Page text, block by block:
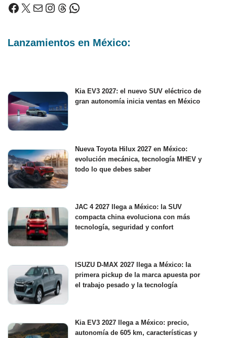
Lanzamientos en México:
Kia EV3 2027: el nuevo SUV eléctrico de
gran autonomía inicia ventas en México
Nueva Toyota Hilux 2027 en México:
evolución mecánica, tecnología MHEV y
todo lo que debes saber
JAC 4 2027 llega a México: la SUV
compacta china evoluciona con más
tecnología, seguridad y confort
ISUZU D-MAX 2027 llega a México: la
primera pickup de la marca apuesta por
el trabajo pesado y la tecnología
Kia EV3 2027 llega a México: precio,
autonomía de 605 km, características y